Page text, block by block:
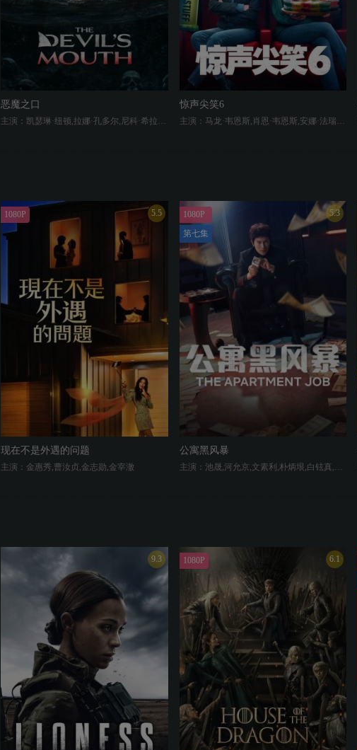
恶魔之口 惊声尖笑6
1080P 5.5
现在不是外遇的问题
主演：金惠秀,曹汝贞,金志勋,金宰澈
1080P
第七集
5.3
公寓黑风暴
主演：池晟,河允京,文素利,朴炳垠,白铉真,郑胜吉,金泽,김규원
9.3 1080P 6.1